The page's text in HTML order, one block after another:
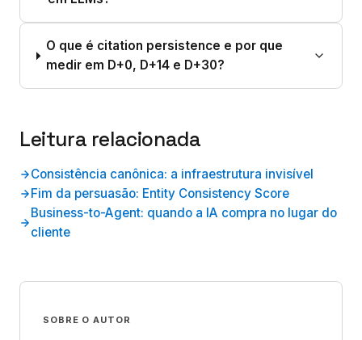
O que é citation persistence e por que
medir em D+0, D+14 e D+30?
Leitura relacionada
Consistência canônica: a infraestrutura invisível
Fim da persuasão: Entity Consistency Score
Business-to-Agent: quando a IA compra no lugar do
cliente
SOBRE O AUTOR